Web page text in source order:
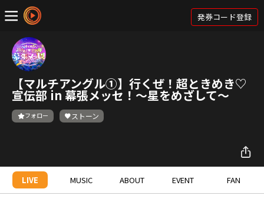
発券コード登録
【マルチアングル①】行くぜ！超ときめき♡
宣伝部 in 幕張メッセ！〜星をめざして〜
フォロー ストーン
LIVE MUSIC ABOUT EVENT FAN